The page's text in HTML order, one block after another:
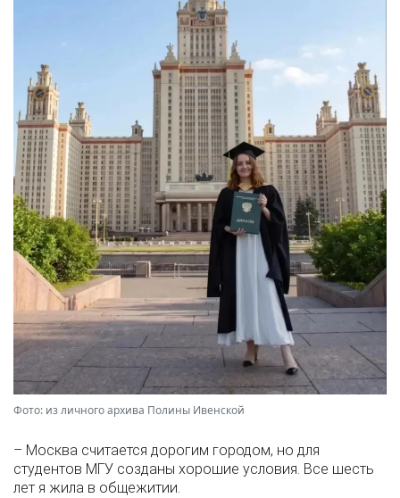
Фото: из личного архива Полины Ивенской
– Москва считается дорогим городом, но для
студентов МГУ созданы хорошие условия. Все шесть
лет я жила в общежитии.